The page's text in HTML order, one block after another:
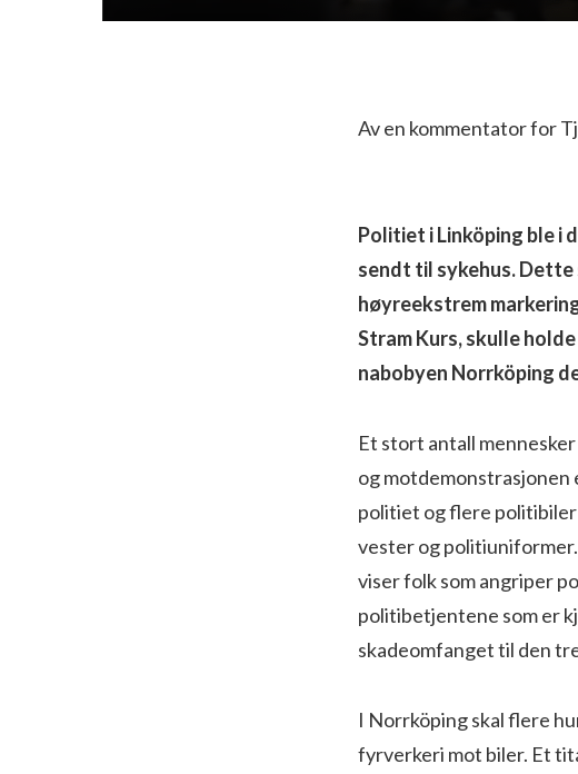
Av en kommentator for
Politiet i Linköping ble i
sendt til sykehus.
høyreekstrem
Stram Kurs, skulle
nabobyen Norrköping
Et stort antall
og motdemonstrasjonen
politiet og flere
vester og
viser folk som angriper
politibetjentene som er
skadeomfanget til den
I Norrköping skal flere
fyrverkeri mot biler. Et